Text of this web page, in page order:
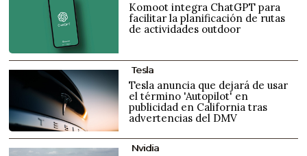
Komoot integra ChatGPT para
facilitar la planificación de rutas
de actividades outdoor
Tesla
Tesla anuncia que dejará de usar
el término 'Autopilot' en
publicidad en California tras
advertencias del DMV
Nvidia